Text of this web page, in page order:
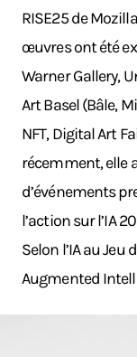
RISE25 de
œuvres ont été
Warner Gallery,
Art Basel (Bâle,
NFT, Digital Art
récemment, elle
d’événements
l’action sur l’IA
Selon l’IA au
Augmented